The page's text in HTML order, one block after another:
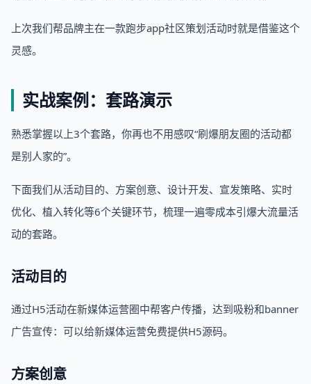
上次我们帮品牌主在一款跑步app社区策划活动时就是借鉴这个
灵感。
实战案例：套路演示
熟悉掌握以上3个套路，你再也不用感叹“刷爆朋友圈的活动都
是别人家的”。
下面我们从活动目的、方案创意、设计开发、宣发策略、实时
优化、植入转化等6个关键环节，梳理一遍零成本引爆大流量活
动的套路。
活动目的
通过H5活动在新媒体运营圈中帮客户传播，达到吸粉和banner
广告宣传：可以给新媒体运营免费提供H5源码。
方案创意